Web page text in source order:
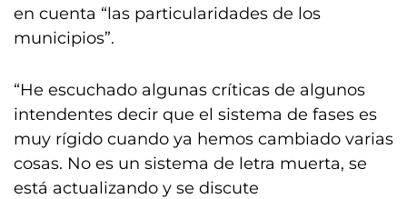
en cuenta “las particularidades de los
municipios”.
“He escuchado algunas críticas de algunos
intendentes decir que el sistema de fases es
muy rígido cuando ya hemos cambiado varias
cosas. No es un sistema de letra muerta, se
está actualizando y se discute